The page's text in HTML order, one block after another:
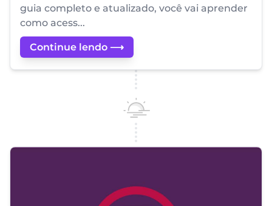
guia completo e atualizado, você vai aprender
como acess...
Continue lendo ⟶